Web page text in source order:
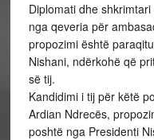
Diplomati dhe
nga qeveria për
propozimi është
Nishani, ndërkohë që
së tij.
Kandidimi i tij për këtë
Ardian Ndrecës,
poshtë nga Presidenti